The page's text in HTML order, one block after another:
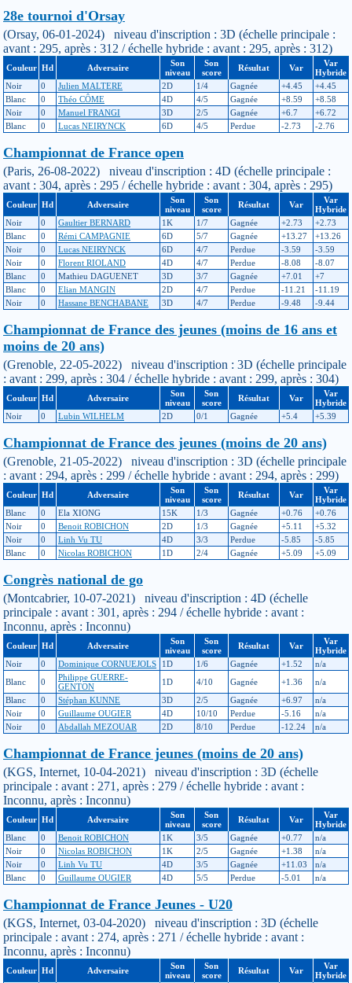
28e tournoi d'Orsay
(Orsay, 06-01-2024) niveau d'inscription : 3D (échelle principale :
avant : 295, après : 312 / échelle hybride : avant : 295, après : 312)
Couleur Hd Adversaire
Son
niveau
Son
score
Résultat Var
Var
Hybride
Noir
0 Julien MALTERE 2D 1/4 Gagnée +4.45
+4.45
Blanc
0 Théo CÔME 4D 4/5 Gagnée +8.59
+8.58
Noir
0 Manuel FRANGI 3D 2/5 Gagnée +6.7
+6.72
Blanc
0 Lucas NEIRYNCK 6D 4/5 Perdue -2.73 -2.76
Championnat de France open
(Paris, 26-08-2022) niveau d'inscription : 4D (échelle principale :
avant : 304, après : 295 / échelle hybride : avant : 304, après : 295)
Couleur Hd Adversaire
Son
niveau
Son
score
Résultat Var
Var
Hybride
Noir
0 Gaultier BERNARD 1K 1/7 Gagnée +2.73
+2.73
Blanc
0 Rémi CAMPAGNIE 6D 5/7 Gagnée +13.27
+13.26
Noir
0 Lucas NEIRYNCK 6D 4/7 Perdue -3.59
-3.59
Noir
0 Florent RIOLAND 4D 4/7 Perdue -8.08
-8.07
Blanc
0 Mathieu DAGUENET 3D 3/7 Gagnée +7.01
+7
Blanc
0 Elian MANGIN 2D 4/7 Perdue -11.21
-11.19
Noir
0 Hassane BENCHABANE 3D 4/7 Perdue -9.48 -9.44
Championnat de France des jeunes (moins de 16 ans et
moins de 20 ans)
(Grenoble, 22-05-2022) niveau d'inscription : 3D (échelle principale
: avant : 299, après : 304 / échelle hybride : avant : 299, après : 304)
Couleur Hd Adversaire
Son
niveau
Son
score
Résultat Var
Var
Hybride
Noir
0 Lubin WILHELM 2D 0/1 Gagnée +5.4 +5.39
Championnat de France des jeunes (moins de 20 ans)
(Grenoble, 21-05-2022) niveau d'inscription : 3D (échelle principale
: avant : 294, après : 299 / échelle hybride : avant : 294, après : 299)
Couleur Hd Adversaire
Son
niveau
Son
score
Résultat Var
Var
Hybride
Blanc
0 Ela XIONG 15K 1/3 Gagnée +0.76
+0.76
Noir
0 Benoit ROBICHON 2D 1/3 Gagnée +5.11
+5.32
Noir
0 Linh Vu TU 4D 3/3 Perdue -5.85
-5.85
Blanc
0 Nicolas ROBICHON 1D 2/4 Gagnée +5.09 +5.09
Congrès national de go
(Montcabrier, 10-07-2021) niveau d'inscription : 4D (échelle
principale : avant : 301, après : 294 / échelle hybride : avant :
Inconnu, après : Inconnu)
Couleur Hd Adversaire
Son
niveau
Son
score
Résultat Var
Var
Hybride
Noir
0 Dominique CORNUEJOLS 1D 1/6 Gagnée +1.52
n/a
Blanc
0
Philippe GUERRE-
GENTON
1D 4/10 Gagnée +1.36
n/a
Blanc
0 Stéphan KUNNE 3D 2/5 Gagnée +6.97
n/a
Noir
0 Guillaume OUGIER 4D 10/10 Perdue -5.16
n/a
Noir
0 Abdallah MEZOUAR 2D 8/10 Perdue -12.24 n/a
Championnat de France jeunes (moins de 20 ans)
(KGS, Internet, 10-04-2021) niveau d'inscription : 3D (échelle
principale : avant : 271, après : 279 / échelle hybride : avant :
Inconnu, après : Inconnu)
Couleur Hd Adversaire
Son
niveau
Son
score
Résultat Var
Var
Hybride
Blanc
0 Benoit ROBICHON 1K 3/5 Gagnée +0.77
n/a
Noir
0 Nicolas ROBICHON 1K 2/5 Gagnée +1.38
n/a
Noir
0 Linh Vu TU 4D 3/5 Gagnée +11.03
n/a
Blanc
0 Guillaume OUGIER 4D 5/5 Perdue -5.01 n/a
Championnat de France Jeunes - U20
(KGS, Internet, 03-04-2020) niveau d'inscription : 3D (échelle
principale : avant : 274, après : 271 / échelle hybride : avant :
Inconnu, après : Inconnu)
Couleur Hd Adversaire
Son
niveau
Son
score
Résultat Var
Var
Hybride